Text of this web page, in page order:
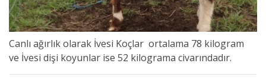
Canlı ağırlık olarak İvesi Koçlar ortalama 78 kilogram
ve İvesi dişi koyunlar ise 52 kilograma civarındadır.